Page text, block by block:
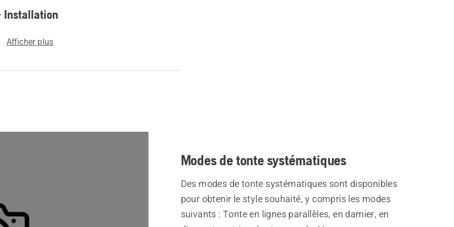
Installation
Afficher plus
Modes de tonte systématiques
Des modes de tonte systématiques sont disponibles
pour obtenir le style souhaité, y compris les modes
suivants : Tonte en lignes parallèles, en damier, en